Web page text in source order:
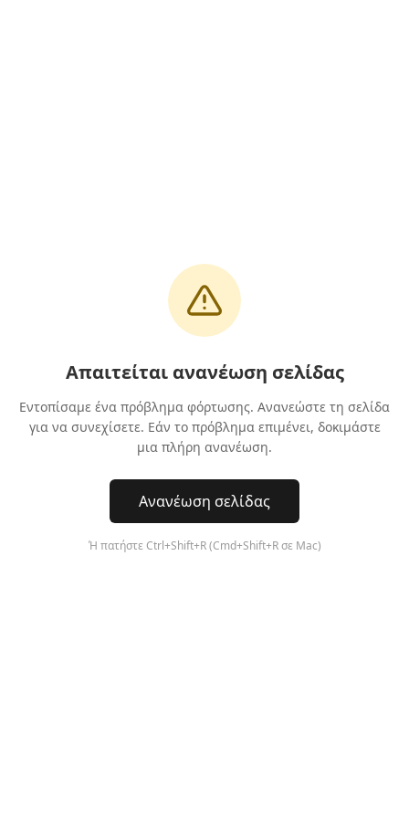
Απαιτείται ανανέωση σελίδας
Εντοπίσαμε ένα πρόβλημα φόρτωσης. Ανανεώστε τη σελίδα
για να συνεχίσετε. Εάν το πρόβλημα επιμένει, δοκιμάστε
μια πλήρη ανανέωση.
Ανανέωση σελίδας
Ή πατήστε Ctrl+Shift+R (Cmd+Shift+R σε Mac)